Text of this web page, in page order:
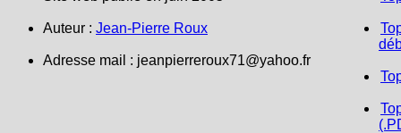
Auteur : Jean-Pierre Roux
Adresse mail : jeanpierreroux71@yahoo.fr